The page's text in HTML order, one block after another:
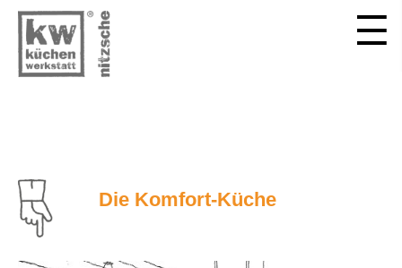
Die Komfort-Küche